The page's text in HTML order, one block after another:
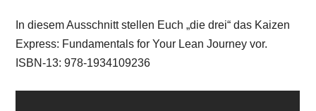
In diesem Ausschnitt stellen Euch „die drei“ das Kaizen
Express: Fundamentals for Your Lean Journey vor.
ISBN-13: 978-1934109236